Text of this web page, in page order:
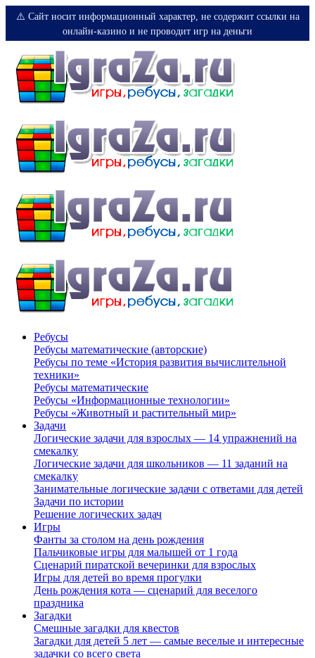
⚠️ Сайт носит информационный характер, не содержит ссылки на
онлайн-казино и не проводит игр на деньги
Ребусы
Ребусы математические (авторские)
Ребусы по теме «История развития вычислительной
техники»
Ребусы математические
Ребусы «Информационные технологии»
Ребусы «Животный и растительный мир»
Задачи
Логические задачи для взрослых — 14 упражнений на
смекалку
Логические задачи для школьников — 11 заданий на
смекалку
Занимательные логические задачи с ответами для детей
Задачи по истории
Решение логических задач
Игры
Фанты за столом на день рождения
Пальчиковые игры для малышей от 1 года
Сценарий пиратской вечеринки для взрослых
Игры для детей во время прогулки
День рождения кота — сценарий для веселого
праздника
Загадки
Смешные загадки для квестов
Загадки для детей 5 лет — самые веселые и интересные
задачки со всего света